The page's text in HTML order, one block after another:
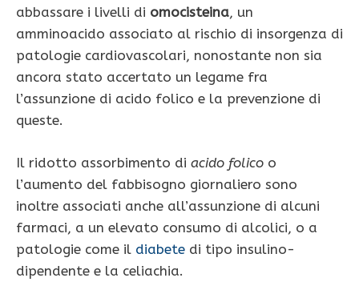
abbassare i livelli di omocisteina, un
amminoacido associato al rischio di insorgenza di
patologie cardiovascolari, nonostante non sia
ancora stato accertato un legame fra
l’assunzione di acido folico e la prevenzione di
queste.
Il ridotto assorbimento di acido folico o
l’aumento del fabbisogno giornaliero sono
inoltre associati anche all’assunzione di alcuni
farmaci, a un elevato consumo di alcolici, o a
patologie come il diabete di tipo insulino-
dipendente e la celiachia.